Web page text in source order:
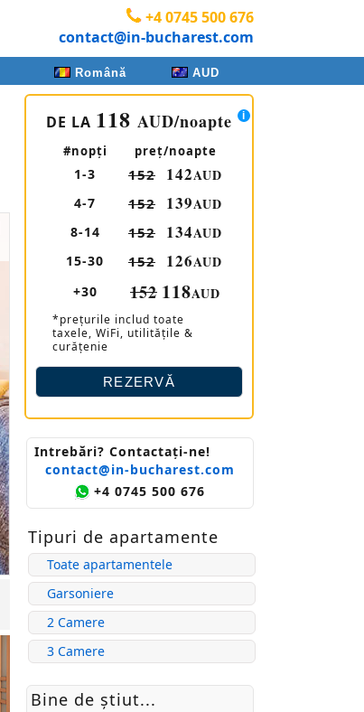
+4 0745 500 676
contact@in-bucharest.com
Română AUD
DE LA 118 AUD/noapte
#nopţi preţ/noapte
1-3 152 142AUD
4-7 152 139AUD
8-14 152 134AUD
15-30 152 126AUD
+30 152 118AUD
*prețurile includ toate
taxele, WiFi, utilitățile &
curățenie
Intrebări? Contactaţi-ne!
contact@in-bucharest.com
+4 0745 500 676
Tipuri de apartamente
Toate apartamentele
Garsoniere
2 Camere
3 Camere
Bine de ştiut...